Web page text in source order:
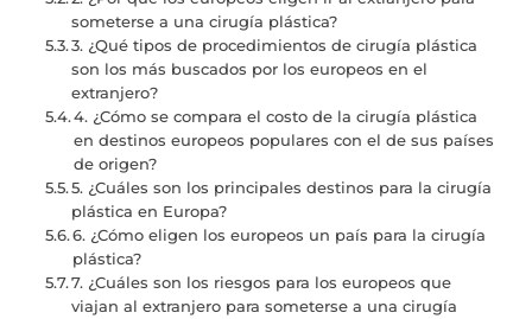
someterse a una cirugía plástica?
3. ¿Qué tipos de procedimientos de cirugía plástica
son los más buscados por los europeos en el
extranjero?
4. ¿Cómo se compara el costo de la cirugía plástica
en destinos europeos populares con el de sus países
de origen?
5. ¿Cuáles son los principales destinos para la cirugía
plástica en Europa?
6. ¿Cómo eligen los europeos un país para la cirugía
plástica?
7. ¿Cuáles son los riesgos para los europeos que
viajan al extranjero para someterse a una cirugía